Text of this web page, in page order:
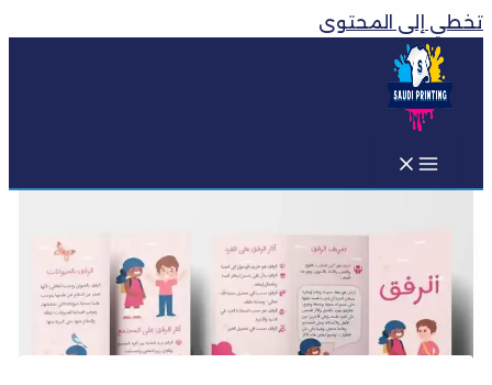
تخطي إلى المحتوى